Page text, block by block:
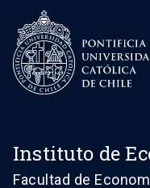
Instituto de
Facultad de